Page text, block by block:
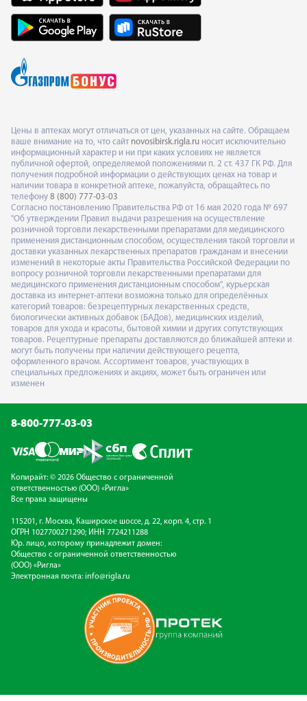
Цены в аптеках могут отличаться от цен, указанных на сайте. Обращаем
ваше внимание на то, что сайт novosibirsk.rigla.ru носит исключительно
информационный характер и ни при каких условиях не является
публичной офертой, определяемой положениями п. 2 ст. 437 ГК РФ. Для
получения подробной информации о действующих ценах на товар и
наличии товара в конкретной аптеке, пожалуйста, обращайтесь по
телефону 8 (800) 777-03-03
Согласно постановлению Правительства РФ от 16 мая 2020 года № 697
"Об утверждении Правил выдачи разрешения на осуществление
розничной торговли лекарственными препаратами для медицинского
применения дистанционным способом, осуществления такой торговли и
доставки указанных лекарственных препаратов гражданам и внесении
изменений в некоторые акты Правительства Российской Федерации по
вопросу розничной торговли лекарственными препаратами для
медицинского применения дистанционным способом", курьерская
доставка из интернет-аптеки возможна только для определённых
категорий товаров: безрецептурных лекарственных средств,
биологически активных добавок (БАДов), медицинских изделий,
товаров для ухода и красоты, бытовой химии и других сопутствующих
товаров. Рецептурные препараты доставляются до ближайшей аптеки и
могут быть получены при наличии действующего рецепта,
оформленного врачом. Ассортимент товаров, участвующих в
специальных предложениях и акциях, может быть ограничен или
изменен
8-800-777-03-03
Копирайт: © 2026 Общество с ограниченной
ответственностью (ООО) «Ригла»
Все права защищены
115201, г. Москва, Каширское шоссе, д. 22, корп. 4, стр. 1
ОГРН 1027700271290; ИНН 7724211288
Юр. лицо, которому принадлежит домен:
Общество с ограниченной ответственностью
(ООО) «Ригла»
Электронная почта: info@rigla.ru